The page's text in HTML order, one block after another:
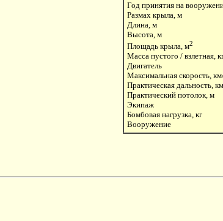
Год принятия на
Размах крыла, м
Длина, м
Высота, м
Площадь крыла, м2
Масса пустого / взлетная,
Двигатель
Максимальная скорость,
Практическая дальность, км
Практический потолок, м
Экипаж
Бомбовая нагрузка, кг
Вооружение